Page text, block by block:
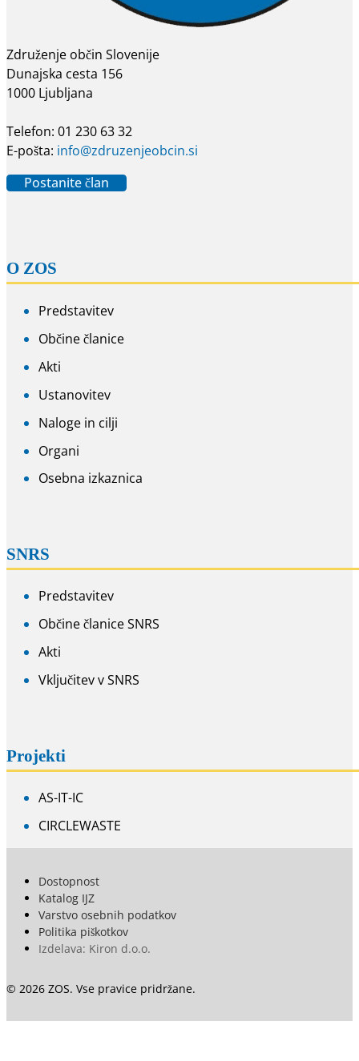
Združenje občin Slovenije
Dunajska cesta 156
1000 Ljubljana
Telefon: 01 230 63 32
E-pošta: info@zdruzenjeobcin.si
Postanite član
O ZOS
Predstavitev
Občine članice
Akti
Ustanovitev
Naloge in cilji
Organi
Osebna izkaznica
SNRS
Predstavitev
Občine članice SNRS
Akti
Vključitev v SNRS
Projekti
AS-IT-IC
CIRCLEWASTE
© 2026 ZOS. Vse pravice pridržane.
Dostopnost
Katalog IJZ
Varstvo osebnih podatkov
Politika piškotkov
Izdelava: Kiron d.o.o.